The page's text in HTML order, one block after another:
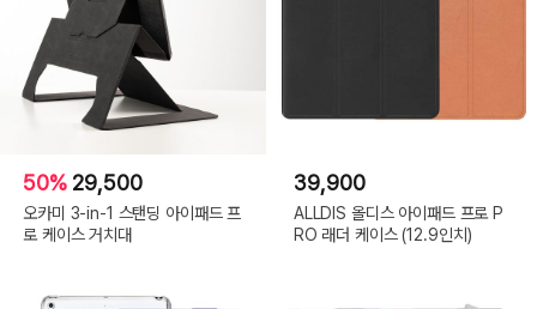
50% 29,500
오카미 3-in-1 스탠딩 아이패드 프
로 케이스 거치대
39,900
ALLDIS 올디스 아이패드 프로 P
RO 래더 케이스 (12.9인치)